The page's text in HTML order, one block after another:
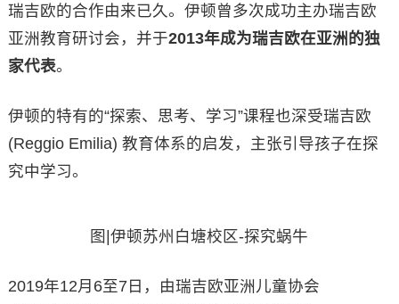
瑞吉欧的合作由来已久。伊顿曾多次成功主办瑞吉欧
亚洲教育研讨会，并于2013年成为瑞吉欧在亚洲的独
家代表。
伊顿的特有的“探索、思考、学习”课程也深受瑞吉欧
(Reggio Emilia) 教育体系的启发，主张引导孩子在探
究中学习。
图|伊顿苏州白塘校区-探究蜗牛
2019年12月6至7日，由瑞吉欧亚洲儿童协会